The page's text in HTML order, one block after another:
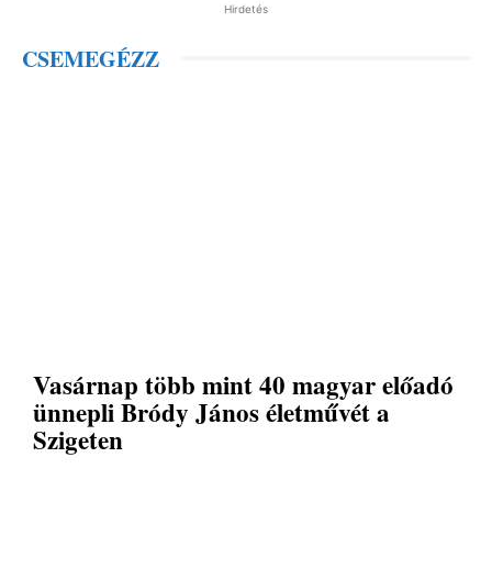
Hirdetés
CSEMEGÉZZ
Vasárnap több mint 40 magyar előadó
ünnepli Bródy János életművét a
Szigeten